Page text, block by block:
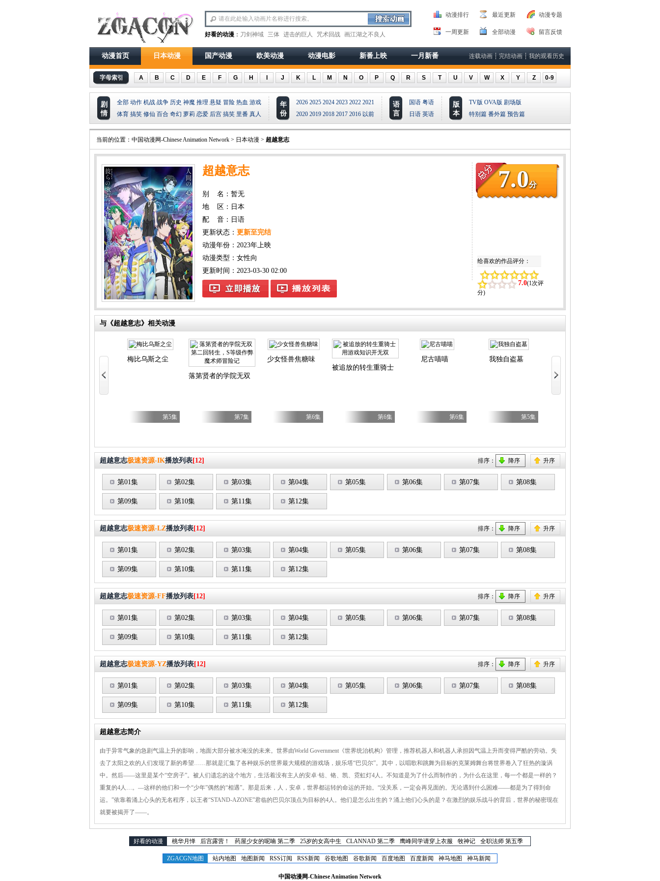
好看的动漫 ： 刀剑神域 三体 进击的巨人 咒术回战 画江湖之不良人
动漫排行 最近更新 动漫专题
一周更新 全部动漫 留言反馈
动漫首页 日本动漫 国产动漫 欧美动漫 动漫电影 新番上映 一月新番 连载动画 ┆ 完结动画 ┆ 我的观看历史
字母索引 A B C D E F G H J K L M N O P Q R S T U V W X Y Z 0-9
剧
情
全部 动作 机战 战争 历史 神魔 推理 悬疑 冒险 热血 游戏
体育 搞笑 修仙 百合 奇幻 萝莉 恋爱 后宫 搞笑 里番 真人
年
份
2026 2025 2024 2023 2022 2021
2020 2019 2018 2017 2016 以前
语
言
国语 粤语
日语 英语
版
本
TV版 OVA版 剧场版
特别篇 番外篇 预告篇
当前的位置： 中国动漫网-Chinese Animation Network > 日本动漫 > 超越意志
7.0分
给喜欢的作品评分：
7.0(1次评
分)
超越意志
别 名：暂无
地 区：日本
配 音：日语
更新状态： 更新至完结
动漫年份： 2023年上映
动漫类型： 女性向
更新时间：2023-03-30 02:00
与《超越意志》相关动漫
梅比乌斯之尘
第5集
落第贤者的学院无双第二回转生，S等级作弊魔术师冒险记
第7集
少女怪兽焦糖味
第6集
被追放的转生重骑士用游戏知识开无双
第6集
尼古喵喵
第6集
我独自盗墓
第5集
超越意志极速资源-IK播放列表[12] 排序： 降序 升序
第01集 第02集 第03集 第04集 第05集 第06集 第07集 第08集
第09集 第10集 第11集 第12集
超越意志极速资源-LZ播放列表[12] 排序： 降序 升序
第01集 第02集 第03集 第04集 第05集 第06集 第07集 第08集
第09集 第10集 第11集 第12集
超越意志极速资源-FF播放列表[12] 排序： 降序 升序
第01集 第02集 第03集 第04集 第05集 第06集 第07集 第08集
第09集 第10集 第11集 第12集
超越意志极速资源-YZ播放列表[12] 排序： 降序 升序
第01集 第02集 第03集 第04集 第05集 第06集 第07集 第08集
第09集 第10集 第11集 第12集
超越意志简介
由于异常气象的急剧气温上升的影响，地面大部分被水淹没的未来。世界由World Government《世界统治机构》管理，推荐机器人和机器人承担因气温上升而变得严酷的劳动。失
去了太阳之欢的人们发现了新的希望……那就是汇集了各种娱乐的世界最大规模的游戏场，娱乐塔“巴贝尔”。其中，以唱歌和跳舞为目标的克莱姆舞台将世界卷入了狂热的漩涡
中。然后——这里是某个“空房子”。被人们遗忘的这个地方，生活着没有主人的安卓·钴、铬、凯、霓虹灯4人。不知道是为了什么而制作的，为什么在这里，每一个都是一样的？
重复的4人…。―这样的他们和一个“少年”偶然的“相遇”。那是后来，人，安卓，世界都运转的命运的开始。“没关系，一定会再见面的。无论遇到什么困难——都是为了得到命
运。”依靠着涌上心头的无名程序，以王者“STAND-AZONE”君临的巴贝尔顶点为目标的4人。他们是怎么出生的？涌上他们心头的是？在激烈的娱乐战斗的背后，世界的秘密现在
就要被揭开了——。
好看的动漫 桃华月惮 后宫露营！ 药屋少女的呢喃 第二季 25岁的女高中生 CLANNAD 第二季 鹰峰同学请穿上衣服 牧神记 全职法师 第五季
ZGACGN地图 站内地图 地图新闻 RSS订阅 RSS新闻 谷歌地图 谷歌新闻 百度地图 百度新闻 神马地图 神马新闻
中国动漫网-Chinese Animation Network